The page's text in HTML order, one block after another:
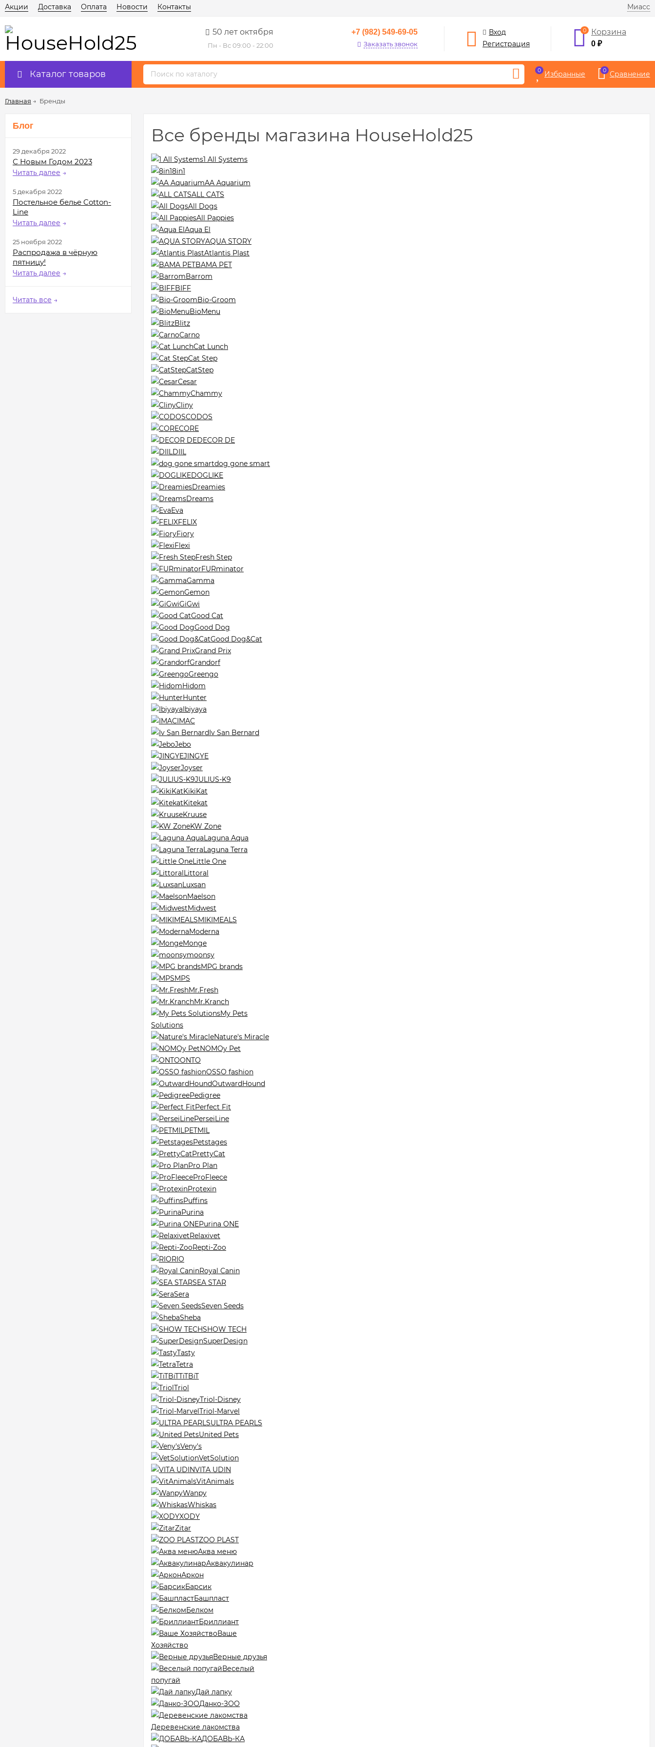
Миасс
Акции Доставка Оплата Новости Контакты
50 лет октября
Пн - Вс 09:00 - 22:00
+7 (982) 549-69-05
Заказать звонок
Вход
Регистрация
0 Корзина
0₽
Каталог товаров 0 Избранные 0 Сравнение
Главная → Бренды
Блог
29 декабря 2022
С Новым Годом 2023
Читать далее →
5 декабря 2022
Постельное белье Cotton-
Line
Читать далее →
25 ноября 2022
Распродажа в чёрную
пятницу!
Читать далее →
Читать все →
Все бренды магазина HouseHold25
1 All Systems
8in1
AA Aquarium
ALL CATS
All Dogs
All Pappies
Aqua El
AQUA STORY
Atlantis Plast
BAMA PET
Barrom
BIFF
Bio-Groom
BioMenu
Blitz
Carno
Cat Lunch
Cat Step
CatStep
Cesar
Chammy
Cliny
CODOS
CORE
DECOR DE
DIIL
dog gone smart
DOGLIKE
Dreamies
Dreams
Eva
FELIX
Fiory
Flexi
Fresh Step
FURminator
Gamma
Gemon
GiGwi
Good Cat
Good Dog
Good Dog&Cat
Grand Prix
Grandorf
Greengo
Hidom
Hunter
Ibiyaya
IMAC
Iv San Bernard
Jebo
JINGYE
Joyser
JULIUS-K9
KikiKat
Kitekat
Kruuse
KW Zone
Laguna Aqua
Laguna Terra
Little One
Littoral
Luxsan
Maelson
Midwest
MIKIMEALS
Moderna
Monge
moonsy
MPG brands
MPS
Mr.Fresh
Mr.Kranch
My Pets
Solutions
Nature's Miracle
NOMOy Pet
ONTO
OSSO fashion
OutwardHound
Pedigree
Perfect Fit
PerseiLine
PETMIL
Petstages
PrettyCat
Pro Plan
ProFleece
Protexin
Puffins
Purina
Purina ONE
Relaxivet
Repti-Zoo
RIO
Royal Canin
SEA STAR
Sera
Seven Seeds
Sheba
SHOW TECH
SuperDesign
Tasty
Tetra
TiTBiT
Triol
Triol-Disney
Triol-Marvel
ULTRA PEARLS
United Pets
Veny's
VetSolution
VITA UDIN
VitAnimals
Wanpy
Whiskas
XODY
Zitar
ZOO PLAST
Аква меню
Аквакулинар
Аркон
Барсик
Башпласт
Белком
Бриллиант
Ваше
Хозяйство
Верные друзья
Веселый
попугай
Дай лапку
Данко-ЗОО
Деревенские лакомства
ДОБАВЬ-КА